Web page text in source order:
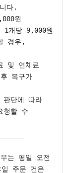
다.
원
1개당 9,000원
경우,
및 연체료
복구가
단에 따라
청할 수
는 평일 오전
주문 건은